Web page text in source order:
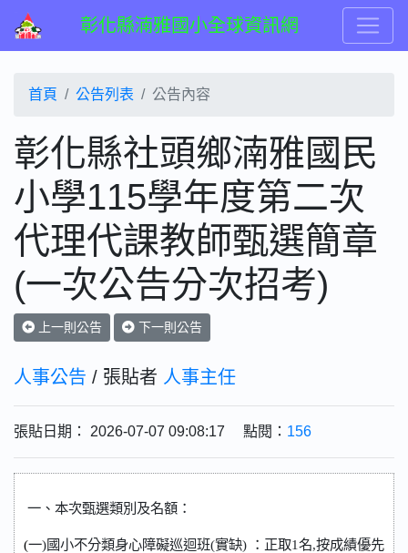
彰化縣湳雅國小全球資訊網
首頁 公告列表 公告內容
彰化縣社頭鄉湳雅國民
小學115學年度第二次
代理代課教師甄選簡章
(一次公告分次招考)
上一則公告 下一則公告
人事公告 / 張貼者 人事主任
張貼日期： 2026-07-07 09:08:17 點閱： 156
一、本次甄選類別及名額：
(一)國小不分類身心障礙巡迴班(實缺) ： 正取1名,按成績優先